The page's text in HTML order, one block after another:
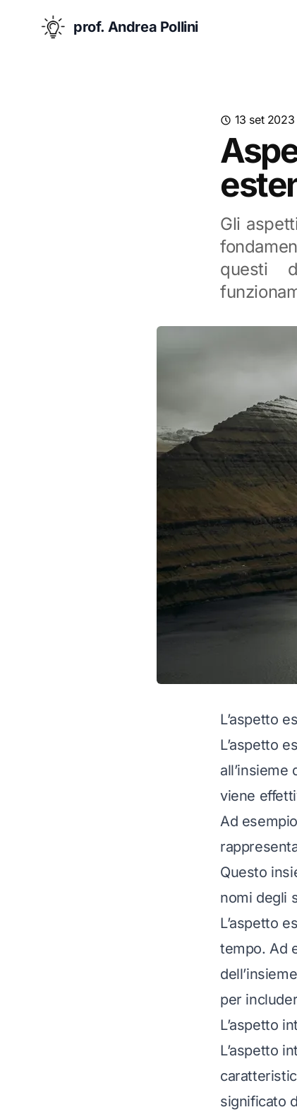
prof. Andrea Pollini
13 set 2023
Gli
questi
L’aspetto
L’aspetto
viene
Ad
Questo
nomi degli
L’aspetto
tempo. Ad
per
L’aspetto
L’aspetto
significato